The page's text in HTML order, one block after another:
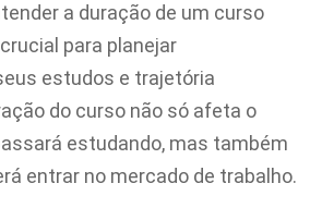
a duração de um curso
para planejar
estudos e trajetória
do curso não só afeta o
estudando, mas também
entrar no mercado de trabalho.